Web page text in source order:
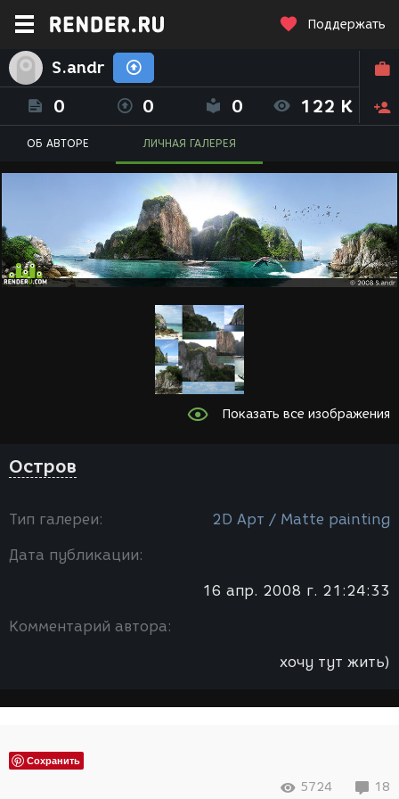
Поддержать
S.andr
0 0 0 122 K
ОБ АВТОРЕ ЛИЧНАЯ ГАЛЕРЕЯ
Показать все изображения
Остров
Тип галереи: 2D Арт / Мatte painting
Дата публикации:
16 апр. 2008 г. 21:24:33
Комментарий автора:
хочу тут жить)
Сохранить
5724 18